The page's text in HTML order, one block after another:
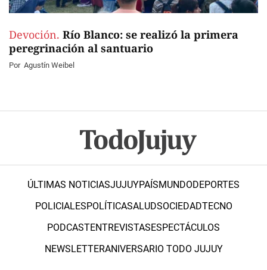
Devoción. Río Blanco: se realizó la primera
peregrinación al santuario
Por Agustín Weibel
ÚLTIMAS NOTICIASJUJUYPAÍSMUNDODEPORTES
POLICIALESPOLÍTICASALUDSOCIEDADTECNO
PODCASTENTREVISTASESPECTÁCULOS
NEWSLETTERANIVERSARIO TODO JUJUY